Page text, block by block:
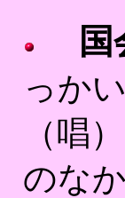
国
っか
（唱
のな